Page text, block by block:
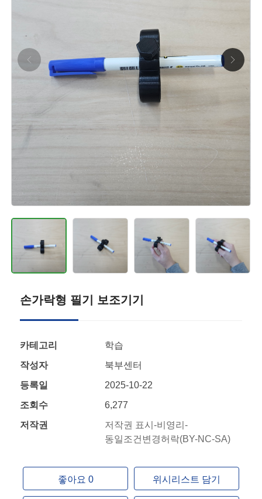
손가락형 필기 보조기기
카테고리
학습
작성자
북부센터
등록일
2025-10-22
조회수
6,277
저작권
저작권 표시-비영리-
동일조건변경허락(BY-NC-SA)
좋아요 0 위시리스트 담기